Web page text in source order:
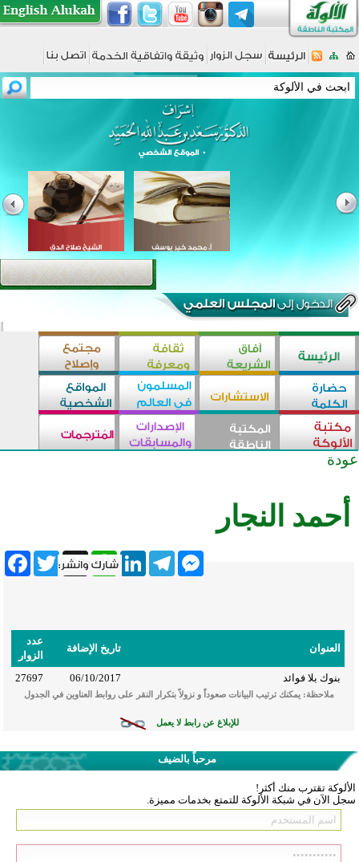
عودة
أحمد النجار
Twitter X
WhatsAppLinkedInTelegram
Messenger
العنوان تاريخ الإضافة
عدد
الزوار
بنوك بلا فوائد
06/10/2017
27697
ملاحظة: يمكنك ترتيب البيانات صعوداً و نزولاً بتكرار النقر على روابط العناوين في الجدول
للإبلاغ عن رابط لا يعمل
مرحباً بالضيف
الألوكة تقترب منك أكثر!
سجل الآن في شبكة الألوكة للتمتع بخدمات مميزة.